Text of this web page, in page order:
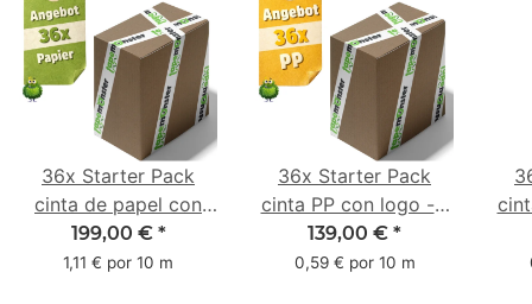
36x Starter Pack
cinta de papel con
logo - 1 color - 50
mm x 50 m - caucho
199,00 € *
1,11 € por 10 m
36x Starter Pack
cinta PP con logo - 1
color - 48 mm x 66 m
139,00 € *
0,59 € por 10 m
m